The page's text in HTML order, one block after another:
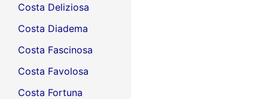
Costa Deliziosa
Costa Diadema
Costa Fascinosa
Costa Favolosa
Costa Fortuna